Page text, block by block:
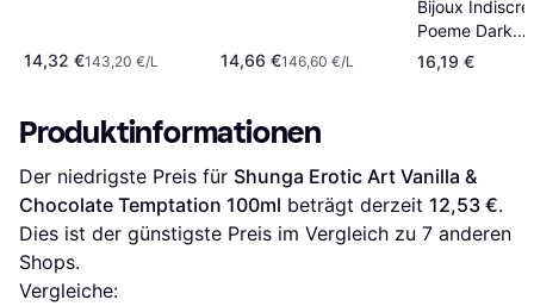
14,32 €143,20 €/L 14,66 €146,60 €/L
Bijoux
Poeme Dark
Chocolate
16,19 €
Produktinformationen
Der niedrigste Preis für Shunga Erotic Art Vanilla &
Chocolate Temptation 100ml beträgt derzeit 12,53 €.
Dies ist der günstigste Preis im Vergleich zu 7 anderen
Shops.
Vergleiche: